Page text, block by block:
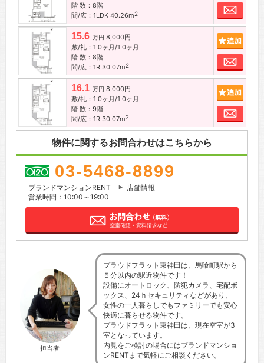
階 数：8階
間/広：1LDK 40.26m2
お問
15.6 万円 8,000円
敷/礼：1.0ヶ月/1.0ヶ月
階 数：8階
間/広：1R 30.07m2
お問
16.1 万円 8,000円
敷/礼：1.0ヶ月/1.0ヶ月
階 数：9階
間/広：1R 30.07m2
お問
物件に関するお問合わせはこちらから
03-5468-8899
ブランドマンションRENT
店舗情報
営業時間：10:00～19:00
担当者
プラウドフラット東神田は、馬喰町駅から
５分以内の駅近物件です！
設備にオートロック、防犯カメラ、宅配ボ
ックス、24ｈセキュリティなどがあり、
女性の一人暮らしでもファミリーでも安心
快適に暮らせる物件です。
プラウドフラット東神田は、現在空室が3
室となっています。
内見をご検討の場合にはブランドマンショ
ンRENTまで気軽にご相談ください。